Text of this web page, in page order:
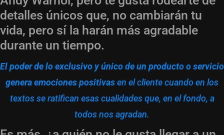
detalles únicos que, no cambiarán tu
vida, pero sí la harán más agradable
durante un tiempo.
El poder de lo exclusivo y único de un producto o servicio
genera emociones positivasen el cliente cuando en los
textos se ratifican esas cualidades que, en el fondo, a
todos nos agradan.